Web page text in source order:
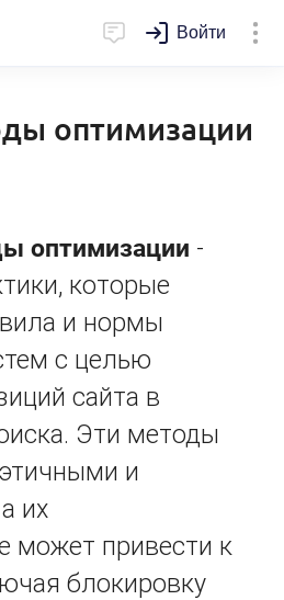
Войти
оптимизации
оптимизации -
которые
и нормы
с целью
сайта в
Эти методы
и
их
может привести к
блокировку